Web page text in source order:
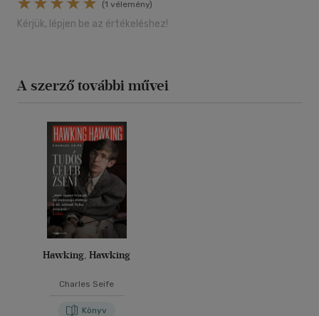
(1 vélemény)
Kérjük, lépjen be az értékeléshez!
A szerző további művei
Hawking, Hawking
Charles Seife
Könyv